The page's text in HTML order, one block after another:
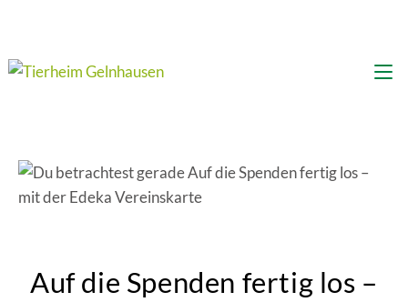
Auf die Spenden fertig los –